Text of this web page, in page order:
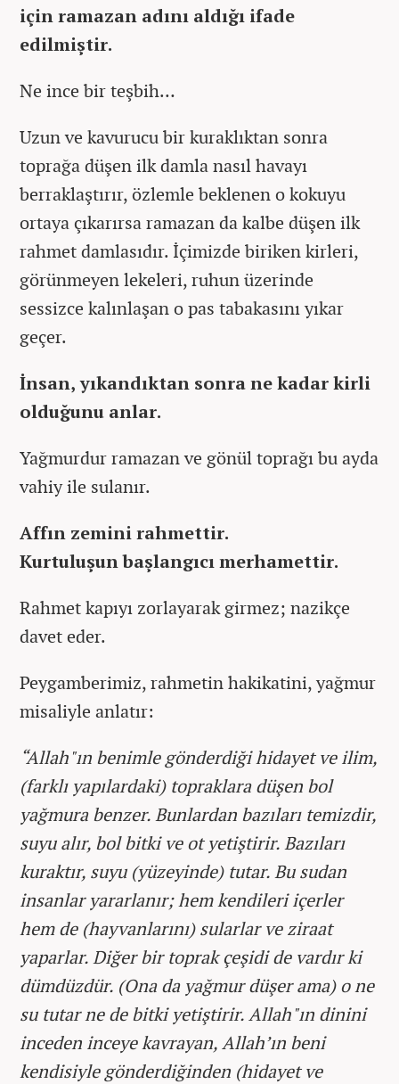
için ramazan adını aldığı ifade
edilmiştir.
Ne ince bir teşbih…
Uzun ve kavurucu bir kuraklıktan sonra
toprağa düşen ilk damla nasıl havayı
berraklaştırır, özlemle beklenen o kokuyu
ortaya çıkarırsa ramazan da kalbe düşen ilk
rahmet damlasıdır. İçimizde biriken kirleri,
görünmeyen lekeleri, ruhun üzerinde
sessizce kalınlaşan o pas tabakasını yıkar
geçer.
İnsan, yıkandıktan sonra ne kadar kirli
olduğunu anlar.
Yağmurdur ramazan ve gönül toprağı bu ayda
vahiy ile sulanır.
Affın zemini rahmettir.
Kurtuluşun başlangıcı merhamettir.
Rahmet kapıyı zorlayarak girmez; nazikçe
davet eder.
Peygamberimiz, rahmetin hakikatini, yağmur
misaliyle anlatır:
“Allah"ın benimle gönderdiği hidayet ve ilim,
(farklı yapılardaki) topraklara düşen bol
yağmura benzer. Bunlardan bazıları temizdir,
suyu alır, bol bitki ve ot yetiştirir. Bazıları
kuraktır, suyu (yüzeyinde) tutar. Bu sudan
insanlar yararlanır; hem kendileri içerler
hem de (hayvanlarını) sularlar ve ziraat
yaparlar. Diğer bir toprak çeşidi de vardır ki
dümdüzdür. (Ona da yağmur düşer ama) o ne
su tutar ne de bitki yetiştirir. Allah"ın dinini
inceden inceye kavrayan, Allah’ın beni
kendisiyle gönderdiğinden (hidayet ve